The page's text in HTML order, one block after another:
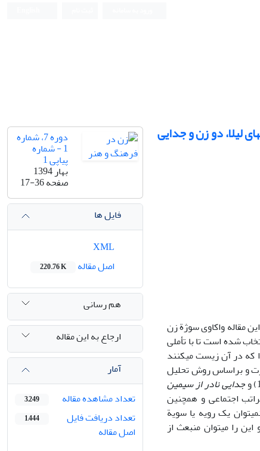
لیلا، دو زن و جدایی
مقاله واکاوی سوژة زن
شده‏ است تا با تأملی
که در آن زیست می‏کنند
و بر‌اساس روش تحلیل
جدایی نادر از سیمین
اجتماعی و همچنین
یک رویه یا سویة
را می‏توان منبعث از
دوره 7، شماره
1 - شماره
پیاپی 1
بهار 1394
صفحه17-36
فایل ها
اصل مقاله
220.76 K
هم رسانی
ارجاع به این مقاله
آمار
تعداد مشاهده مقاله
3,249
تعداد دریافت فایل
اصل مقاله
1,444